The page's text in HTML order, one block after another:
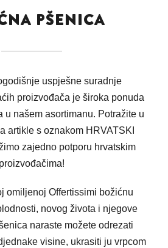
PŠENICA
uspješne suradnje
proizvođača je široka ponuda
u našem asortimanu. Potražite u
artikle s oznakom HRVATSKI
zajedno potporu hrvatskim
proizvođačima!
omiljenoj Offertissimi božićnu
novog života i njegove
naraste možete odrezati
visine, ukrasiti ju vrpcom